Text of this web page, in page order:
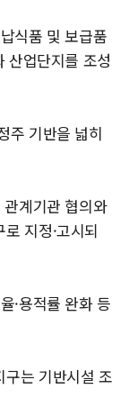
식품 및 보급품
산업단지를 조성
주 기반을 넓히
계기관 협의와
지정·고시되
·용적률 완화 등
는 기반시설 조